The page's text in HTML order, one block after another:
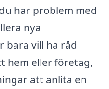
har problem med
nya
bara vill ha råd
hem eller företag,
att anlita en